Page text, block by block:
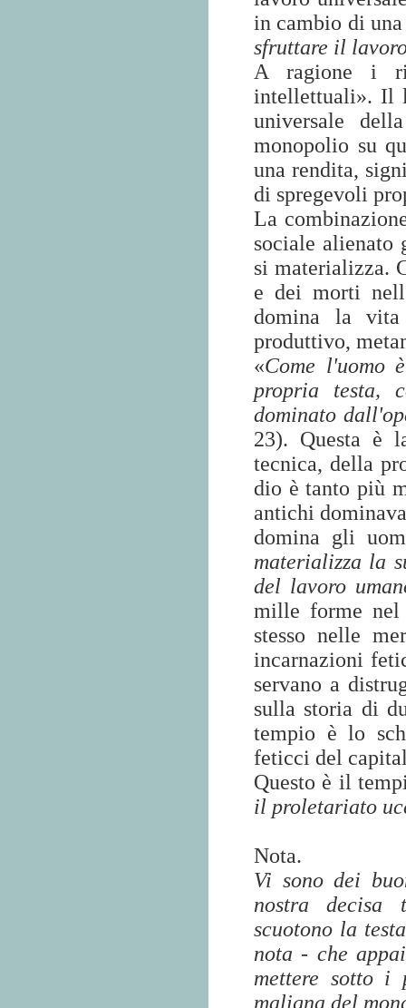
in cambio di
sfruttare il
A ragione i
intellettuali». Il
universale
monopolio su
una rendita,
di spregevoli
La
sociale alienato
si materializza.
e dei morti
domina la
produttivo,
«Come l'uomo
propria testa,
dominato
23). Questa è
tecnica, della
dio è tanto più
antichi
domina gli
materializza la
del lavoro
mille forme nel
stesso nelle
incarnazioni
servano a
sulla storia di
tempio è lo
feticci del
Questo è il
il proletariato
Nota.
Vi sono dei
nostra decisa
scuotono la
nota - che
mettere sotto i
maligna del